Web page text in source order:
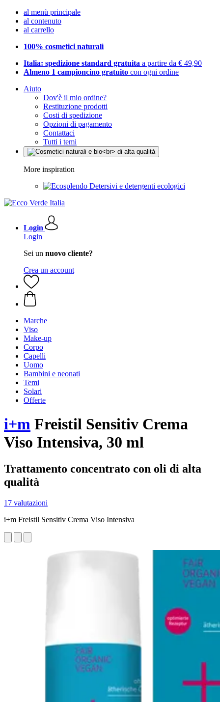
al menù principale
al contenuto
al carrello
100% cosmetici naturali
Italia: spedizione standard gratuita a partire da € 49,90
Almeno 1 campioncino gratuito con ogni ordine
Aiuto
Dov'è il mio ordine?
Restituzione prodotti
Costi di spedizione
Opzioni di pagamento
Contattaci
Tutti i temi
More inspiration
Detersivi e detergenti ecologici
Login
Login
Sei un nuovo cliente?
Crea un account
Marche
Viso
Make-up
Corpo
Capelli
Uomo
Bambini e neonati
Temi
Solari
Offerte
i+m Freistil Sensitiv Crema
Viso Intensiva, 30 ml
Trattamento concentrato con oli di alta
qualità
17 valutazioni
i+m Freistil Sensitiv Crema Viso Intensiva